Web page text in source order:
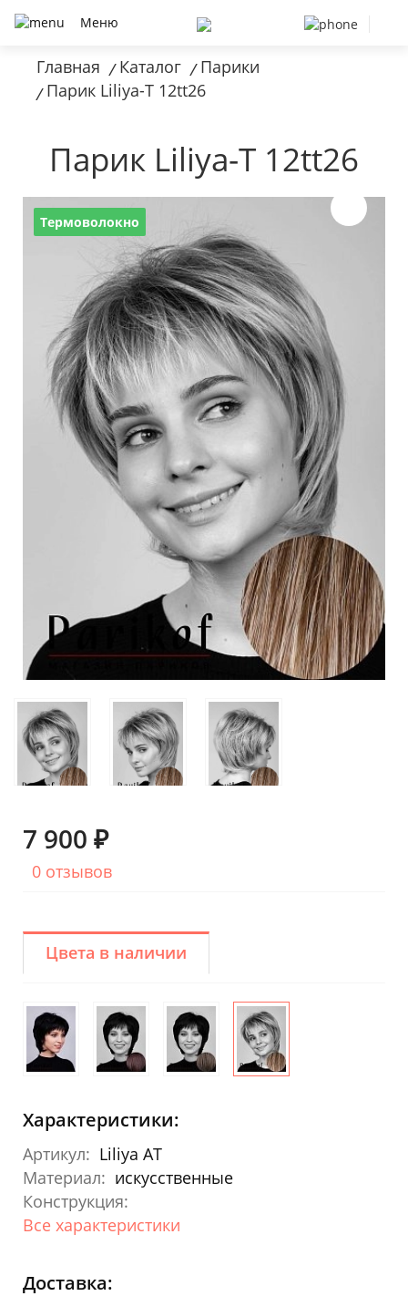
Меню
Главная / Каталог / Парики
/ Парик Liliya-T 12tt26
Парик Liliya-T 12tt26
Термоволокно
7 900 ₽
0 отзывов
Цвета в наличии
Характеристики:
Артикул: Liliya AT
Материал: искусственные
Конструкция:
Все характеристики
Доставка: